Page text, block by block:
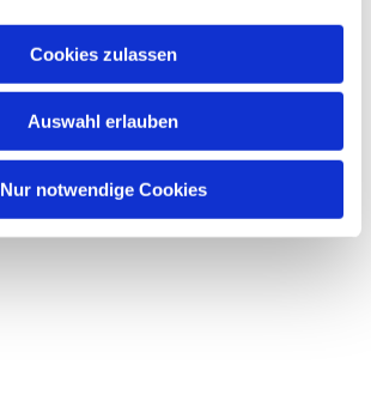
Cookies zulassen
Auswahl erlauben
Nur notwendige Cookies